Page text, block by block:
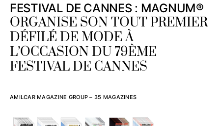
FESTIVAL DE CANNES : MAGNUM®
ORGANISE SON TOUT PREMIER
DÉFILÉ DE MODE À
L’OCCASION DU 79ÈME
FESTIVAL DE CANNES
AMILCAR MAGAZINE GROUP – 35 MAGAZINES